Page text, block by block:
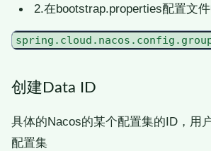
2.在bootstrap.properties配置文
创建Data ID
具体的Nacos的某个配置集的ID，用
配置集